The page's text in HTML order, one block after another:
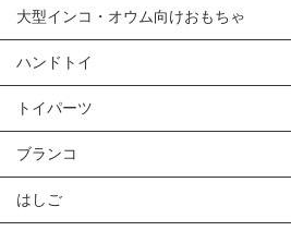
大型インコ・オウム向けおもちゃ
ハンドトイ
トイパーツ
ブランコ
はしご